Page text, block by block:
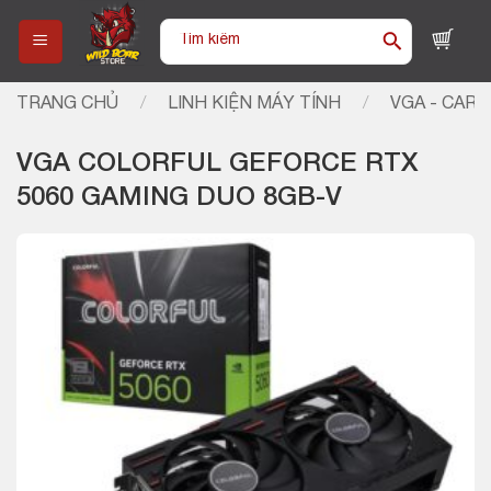
content
Tìm
TRANG CHỦ / LINH KIỆN MÁY TÍNH / VGA -
VGA COLORFUL GEFORCE RTX
5060 GAMING DUO 8GB-V